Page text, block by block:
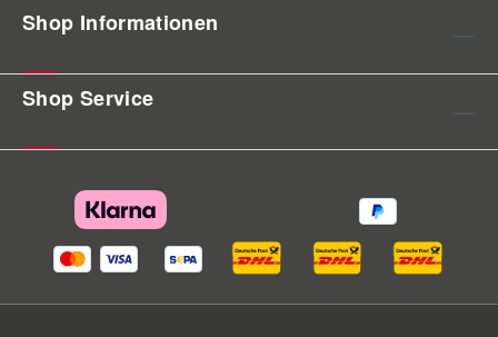
Shop Informationen
Shop Service